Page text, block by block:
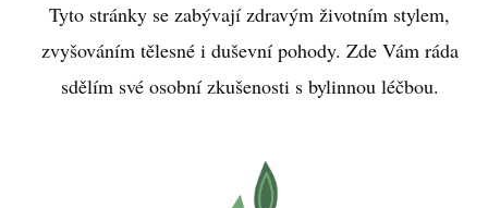
Tyto stránky se zabývají zdravým životním stylem,
zvyšováním tělesné i duševní pohody. Zde Vám ráda
sdělím své osobní zkušenosti s bylinnou léčbou.